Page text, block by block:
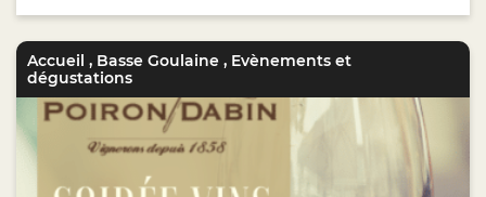
Accueil , Basse Goulaine , Evènements et
dégustations